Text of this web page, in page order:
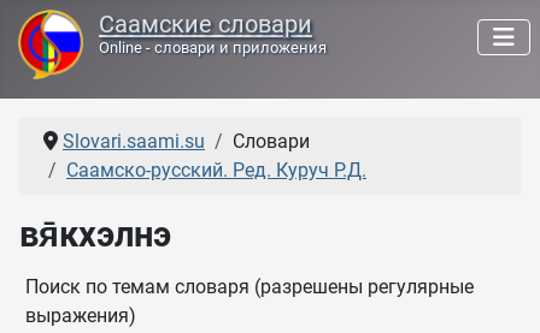
Саамские словари
Online - словари и приложения
Slovari.saami.su
Словари
Саамско-русский. Ред. Куруч Р.Д.
вя̄кхэлнэ
Поиск по темам словаря (разрешены регулярные
выражения)